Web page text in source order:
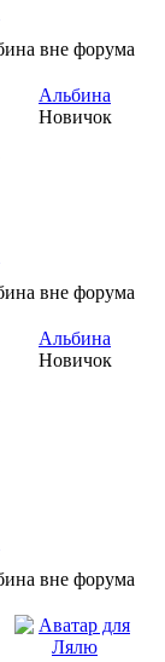
Альбина
Новичок
Альбина
Новичок